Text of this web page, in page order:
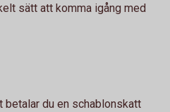
sätt att komma igång med
betalar du en schablonskatt